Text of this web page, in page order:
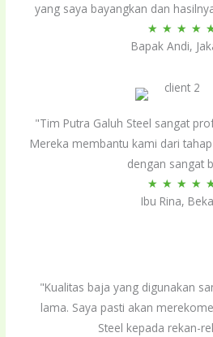
yang saya bayangkan dan
★ ★ ★ ★
Bapak Andi,
"Tim Putra Galuh Steel sangat
Mereka membantu kami dari
dengan sangat
★ ★ ★ ★
Ibu Rina,
"Kualitas baja yang digunakan
lama. Saya pasti akan
Steel kepada rekan-